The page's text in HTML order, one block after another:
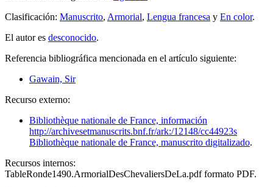
Clasificación: Manuscrito, Armorial, Lengua francesa y En color.
El autor es desconocido.
Referencia bibliográfica mencionada en el artículo siguiente:
Gawain, Sir
Recurso externo:
Bibliothèque nationale de France, información
http://archivesetmanuscrits.bnf.fr/ark:/12148/cc44923s
Bibliothèque nationale de France, manuscrito digitalizado.
Recursos internos:
TableRonde1490.ArmorialDesChevaliersDeLa.pdf formato PDF.